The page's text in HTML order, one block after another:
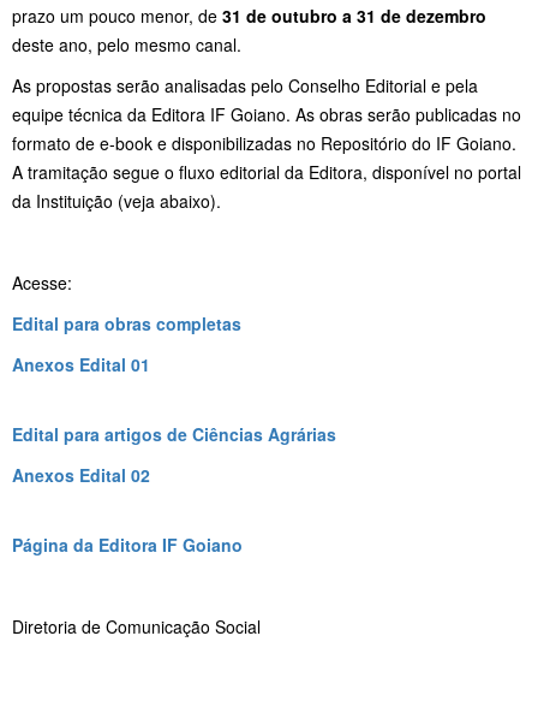
prazo um pouco menor, de 31 de outubro a 31 de dezembro
deste ano, pelo mesmo canal.
As propostas serão analisadas pelo Conselho Editorial e pela
equipe técnica da Editora IF Goiano. As obras serão publicadas no
formato de e-book e disponibilizadas no Repositório do IF Goiano.
A tramitação segue o fluxo editorial da Editora, disponível no portal
da Instituição (veja abaixo).
Acesse:
Edital para obras completas
Anexos Edital 01
Edital para artigos de Ciências Agrárias
Anexos Edital 02
Página da Editora IF Goiano
Diretoria de Comunicação Social